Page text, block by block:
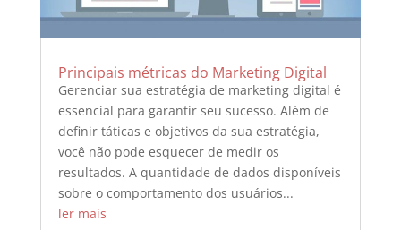
Principais métricas do Marketing Digital
Gerenciar sua estratégia de marketing digital é
essencial para garantir seu sucesso. Além de
definir táticas e objetivos da sua estratégia,
você não pode esquecer de medir os
resultados. A quantidade de dados disponíveis
sobre o comportamento dos usuários...
ler mais